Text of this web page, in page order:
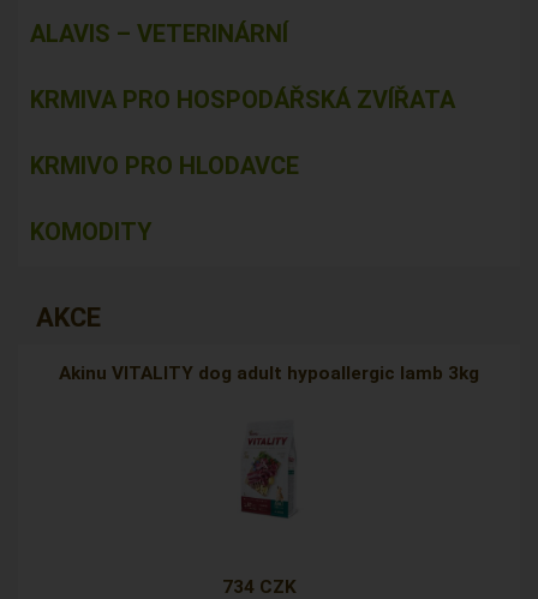
ALAVIS – VETERINÁRNÍ
KRMIVA PRO HOSPODÁŘSKÁ ZVÍŘATA
KRMIVO PRO HLODAVCE
KOMODITY
AKCE
Akinu VITALITY dog adult hypoallergic lamb 3kg
734 CZK